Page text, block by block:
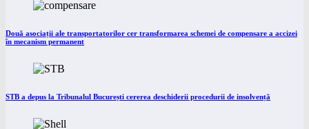
Două asociații ale transportatorilor cer transformarea schemei de compensare a accizei
în mecanism permanent
STB a depus la Tribunalul București cererea deschiderii procedurii de insolvență